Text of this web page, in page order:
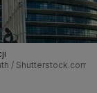
/ Shutterstock.com /